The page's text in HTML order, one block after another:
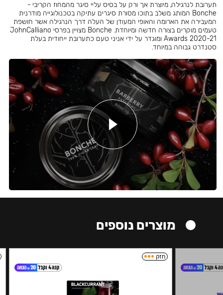
תערובת לנרגילה, מיוצרת אך ורק על בסיס עליי סיגר מהמחוז הקריבי -
Bonche המותג משלב בתוכו מסורת סיגרים עתיקה בטכנולוגייה מודרנית
המעבירה את הארומה והאופי המעודן של העלה דרך הנרגילה אשר חושפת
טעמים מוקרים בצורה חדשה ומיוחדת. Bonche מצויין בפרסי JohnCalliano
Awards 2020-21 ומוגדר על ידי אניני טעם כתערובת ייחודית בעלת
סטנדרט גבוהה במיוחד.
מוצרים נוספים
חזק